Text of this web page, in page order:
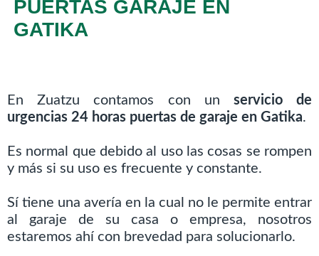
PUERTAS GARAJE EN
GATIKA
En Zuatzu contamos con un servicio de
urgencias 24 horas puertas de garaje en Gatika.
Es normal que debido al uso las cosas se rompen
y más si su uso es frecuente y constante.
Sí tiene una avería en la cual no le permite entrar
al garaje de su casa o empresa, nosotros
estaremos ahí con brevedad para solucionarlo.